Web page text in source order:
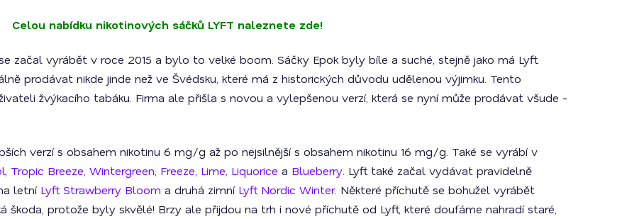
Celou nabídku nikotinových sáčků LYFT naleznete zde!
začal vyrábět v roce 2015 a bylo to velké boom. Sáčky Epok byly bíle a suché, stejně jako má Lyft.
prodávat nikde jinde než ve Švédsku, které má z historických důvodu udělenou výjimku. Tento
žvýkacího tabáku. Firma ale přišla s novou a vylepšenou verzí, která se nyní může prodávat všude -
verzí s obsahem nikotinu 6 mg/g až po nejsilnější s obsahem nikotinu 16 mg/g. Také se vyrábí v
Tropic Breeze Wintergreen Freeze Lime Liquorice a Blueberry . Lyft také začal vydávat pravidelně
letní Lyft Strawberry Bloom a druhá zimní Lyft Nordic Winter. Některé příchutě se bohužel vyrábět
škoda, protože byly skvělé! Brzy ale přijdou na trh i nové příchutě od Lyft, které doufáme nahradí staré,